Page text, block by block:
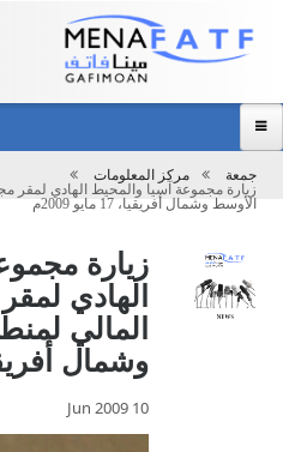
تحميل
جمعة
مركز المعلومات
زيارة مجموعة آسيا والمحيط الهادي لمقر
الأوسط وشمال أفريقيا، 17 مايو 2009م
زيارة
الهادي
المالي
وشمال أفريقيا، 17
10 Jun 2009